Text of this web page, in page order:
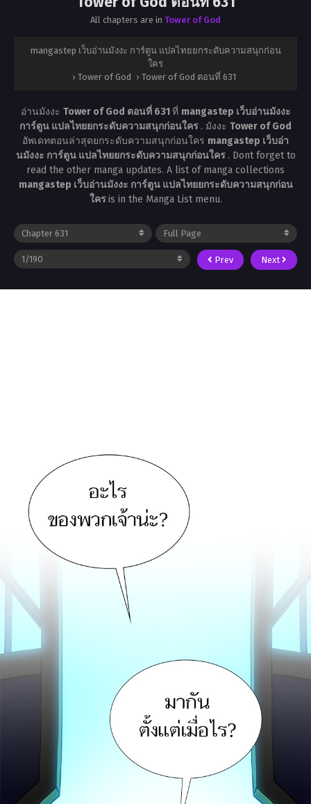
All chapters are in Tower of God
mangastep เว็บอ่านมังงะ การ์ตูน แปลไทยยกระดับความสนุกก่อน
ใคร
› Tower of God › Tower of God ตอนที่ 631
อ่านมังงะ Tower of God ตอนที่ 631ที่ mangastep เว็บอ่านมังงะ
การ์ตูน แปลไทยยกระดับความสนุกก่อนใคร . มังงะ Tower of God
อัพเดทตอนล่าสุดยกระดับความสนุกก่อนใคร mangastep เว็บอ่า
นมังงะ การ์ตูน แปลไทยยกระดับความสนุกก่อนใคร . Dont forget to
read the other manga updates. A list of manga collections
mangastep เว็บอ่านมังงะ การ์ตูน แปลไทยยกระดับความสนุกก่อน
ใครis in the Manga List menu.
Prev Next